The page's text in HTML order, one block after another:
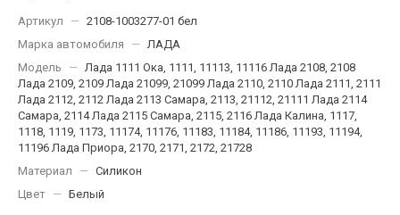
Артикул — 2108-1003277-01 бел
Марка автомобиля
— ЛАДА
Модель
— Лада 1111 Ока, 1111, 11113, 11116 Лада 2108, 2108
Лада 2109, 2109 Лада 21099, 21099 Лада 2110, 2110 Лада 2111, 2111
Лада 2112, 2112 Лада 2113 Самара, 2113, 21112, 21111 Лада 2114
Самара, 2114 Лада 2115 Самара, 2115, 2116 Лада Калина, 1117,
1118, 1119, 1173, 11174, 11176, 11183, 11184, 11186, 11193, 11194,
11196 Лада Приора, 2170, 2171, 2172, 21728
Материал
— Силикон
Цвет — Белый